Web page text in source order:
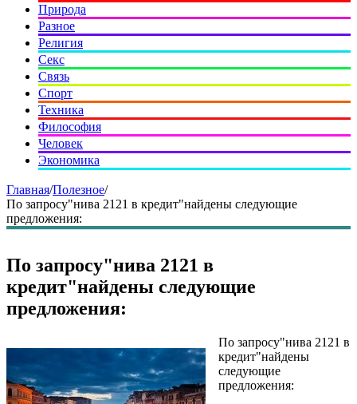
Природа
Разное
Религия
Секс
Связь
Спорт
Техника
Философия
Человек
Экономика
Главная/Полезное/
По запросу"нива 2121 в кредит"найдены следующие
предложения:
По запросу"нива 2121 в
кредит"найдены следующие
предложения:
По запросу"нива 2121 в
кредит"найдены
следующие
предложения: